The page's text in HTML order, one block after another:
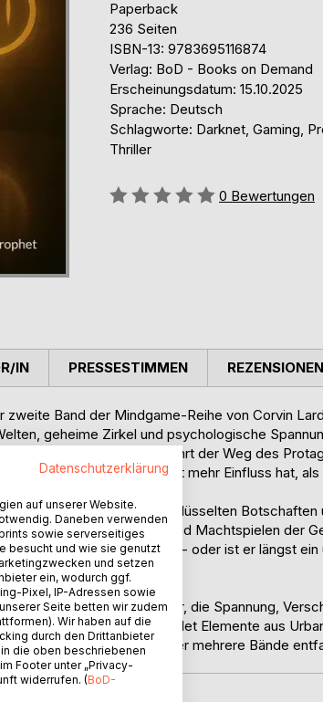
Paperback
236 Seiten
ISBN-13: 9783695116874
Verlag: BoD - Books on Demand
Erscheinungsdatum: 15.10.2025
Sprache: Deutsch
Schlagworte: Darknet, Gaming,
Thriller
Bewertung::
0 Bewertungen
zweite Band der Mindgame-Reihe von Corvin
geheime Zirkel und psychologische
- Login in die Schatten führt der Weg des
anonymen Kreises, der weit mehr Einfluss hat,
Prophezeiungen, verschlüsselten
virtueller Realität und Machtspielen der
Nutzt der Zirkel Arne - oder ist er längst
an Leserinnen und Leser, die Spannung,
schätzen. Sie verbindet Elemente aus
Geschichte, die sich über mehrere Bände
IN PRESSESTIMMEN REZENSIONEN
Datenschutzerklärung
auf unserer Website.
Daneben verwenden
sowie serverseitiges
besucht und wie sie genutzt
und setzen
ein, wodurch ggf.
Pixel, IP-Adressen sowie
Seite betten wir zudem
Wir haben auf die
durch den Drittanbieter
die oben beschriebenen
Footer unter „Privacy-
widerrufen. (BoD-